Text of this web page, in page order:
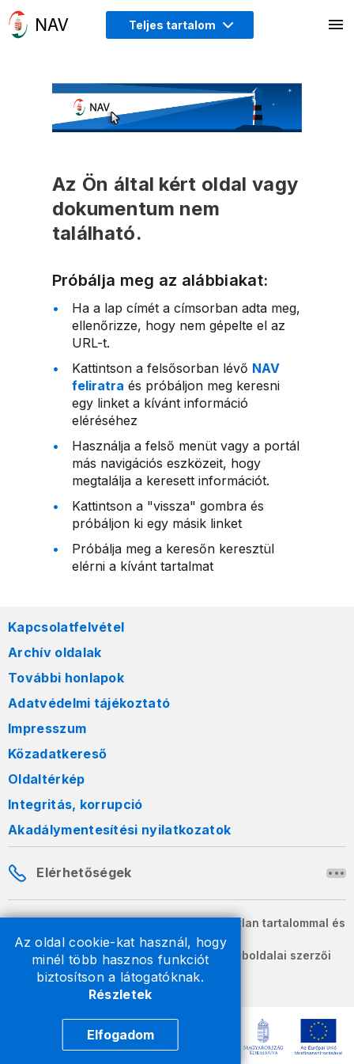
Az oldal cookie-kat használ, hogy
minél több hasznos funkciót
biztosítson a látogatóknak.
Részletek
Elfogadom
Teljes tartalom
Az Ön által kért oldal vagy
dokumentum nem
található.
Próbálja meg az alábbiakat:
Ha a lap címét a címsorban adta meg,
ellenőrizze, hogy nem gépelte el az
URL-t.
Kattintson a felsősorban lévő NAV
feliratra és próbáljon meg keresni
egy linket a kívánt információ
eléréséhez
Használja a felső menüt vagy a portál
más navigációs eszközeit, hogy
megtalálja a keresett információt.
Kattintson a "vissza" gombra és
próbáljon ki egy másik linket
Próbálja meg a keresőn keresztül
elérni a kívánt tartalmat
Kapcsolatfelvétel
Archív oldalak
További honlapok
Adatvédelmi tájékoztató
Impresszum
Közadatkereső
Oldaltérkép
Integritás, korrupció
Akadálymentesítési nyilatkozatok
Elérhetőségek
A honlapon szereplő információk változatlan tartalommal és
formában szabadon terjeszthetők.
2026 © A Nemzeti Adó- és Vámhivatal weboldalai szerzői
jogvédelem alatt állnak.